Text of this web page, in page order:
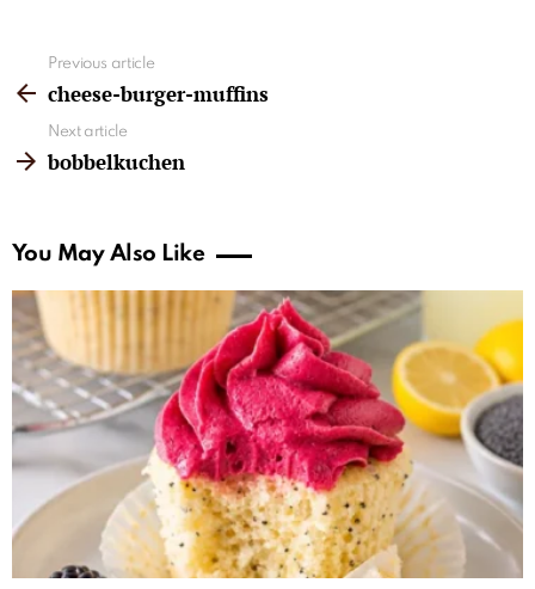
more
Previous article
cheese-burger-muffins
Next article
bobbelkuchen
You May Also Like